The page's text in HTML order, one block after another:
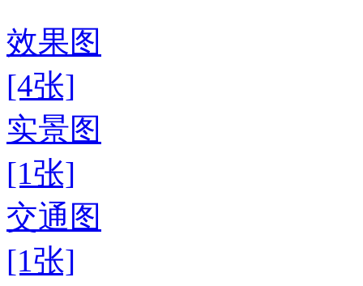
效果图
[4张]
实景图
[1张]
交通图
[1张]